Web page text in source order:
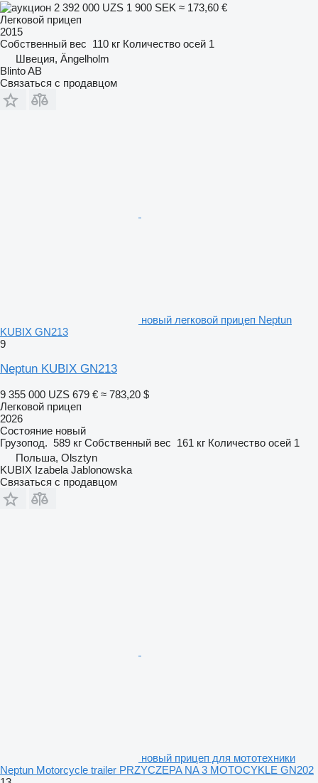
2 392 000 UZS 1 900 SEK ≈ 173,60 €
Легковой прицеп
2015
Собственный вес 110 кг Количество осей 1
Швеция, Ängelholm
Blinto AB
Связаться с продавцом
новый легковой прицеп Neptun
KUBIX GN213
9
Neptun KUBIX GN213
9 355 000 UZS 679 € ≈ 783,20 $
Легковой прицеп
2026
Состояние новый
Грузопод. 589 кг Собственный вес 161 кг Количество осей 1
Польша, Olsztyn
KUBIX Izabela Jablonowska
Связаться с продавцом
новый прицеп для мототехники
Neptun Motorcycle trailer PRZYCZEPA NA 3 MOTOCYKLE GN202